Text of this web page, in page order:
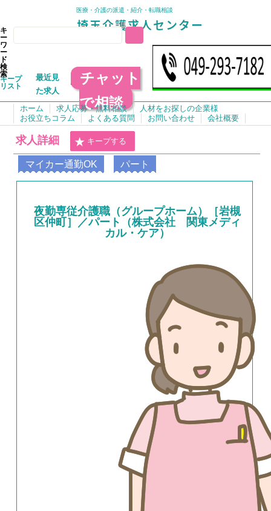
医療・介護の派遣・紹介・転職相談
キ
ー
ワ
ー
ド
検
索
キープ
リスト
最近見
た求人
チャット
で相談
ホーム 求人応募・無料相談
人材をお探しの企業様
お役立ちコラム
よくある質問 お問い合わせ 会社概要
求人詳細 キープする
マイカー通勤OK パート
夜勤専従介護職（グループホーム）［岩槻
区仲町］／パート（株式会社 関東メディ
カル・ケア）